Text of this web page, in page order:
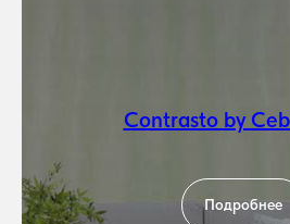
Contrasto by
Подробнее